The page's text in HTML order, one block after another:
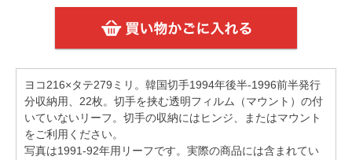
ヨコ216×タテ279ミリ。韓国切手1994年後半-1996前半発行
分収納用、22枚。切手を挟む透明フィルム（マウント）の付
いていないリーフ。切手の収納にはヒンジ、またはマウント
をご利用ください。
写真は1991-92年用リーフです。実際の商品には含まれてい